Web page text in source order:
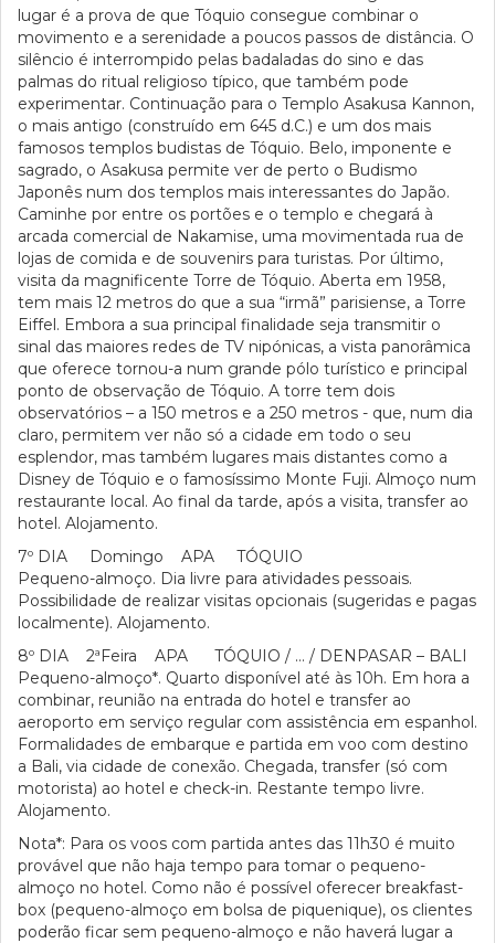
lugar é a prova de que Tóquio consegue combinar o
movimento e a serenidade a poucos passos de distância. O
silêncio é interrompido pelas badaladas do sino e das
palmas do ritual religioso típico, que também pode
experimentar. Continuação para o Templo Asakusa Kannon,
o mais antigo (construído em 645 d.C.) e um dos mais
famosos templos budistas de Tóquio. Belo, imponente e
sagrado, o Asakusa permite ver de perto o Budismo
Japonês num dos templos mais interessantes do Japão.
Caminhe por entre os portões e o templo e chegará à
arcada comercial de Nakamise, uma movimentada rua de
lojas de comida e de souvenirs para turistas. Por último,
visita da magnificente Torre de Tóquio. Aberta em 1958,
tem mais 12 metros do que a sua “irmã” parisiense, a Torre
Eiffel. Embora a sua principal finalidade seja transmitir o
sinal das maiores redes de TV nipónicas, a vista panorâmica
que oferece tornou-a num grande pólo turístico e principal
ponto de observação de Tóquio. A torre tem dois
observatórios – a 150 metros e a 250 metros - que, num dia
claro, permitem ver não só a cidade em todo o seu
esplendor, mas também lugares mais distantes como a
Disney de Tóquio e o famosíssimo Monte Fuji. Almoço num
restaurante local. Ao final da tarde, após a visita, transfer ao
hotel. Alojamento.
7º DIA Domingo APA TÓQUIO
Pequeno-almoço. Dia livre para atividades pessoais.
Possibilidade de realizar visitas opcionais (sugeridas e pagas
localmente). Alojamento.
8º DIA 2ªFeira APA TÓQUIO / … / DENPASAR – BALI
Pequeno-almoço*. Quarto disponível até às 10h. Em hora a
combinar, reunião na entrada do hotel e transfer ao
aeroporto em serviço regular com assistência em espanhol.
Formalidades de embarque e partida em voo com destino
a Bali, via cidade de conexão. Chegada, transfer (só com
motorista) ao hotel e check-in. Restante tempo livre.
Alojamento.
Nota*: Para os voos com partida antes das 11h30 é muito
provável que não haja tempo para tomar o pequeno-
almoço no hotel. Como não é possível oferecer breakfast-
box (pequeno-almoço em bolsa de piquenique), os clientes
poderão ficar sem pequeno-almoço e não haverá lugar a